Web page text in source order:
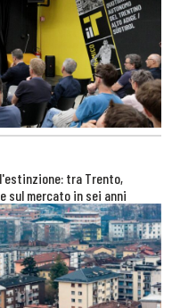
tra Trento,
sul mercato in sei anni